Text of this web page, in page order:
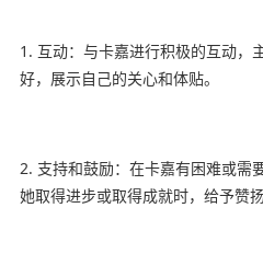
1. 互动：与卡嘉进行积极的互动，
好，展示自己的关心和体贴。
2. 支持和鼓励：在卡嘉有困难或需
她取得进步或取得成就时，给予赞扬